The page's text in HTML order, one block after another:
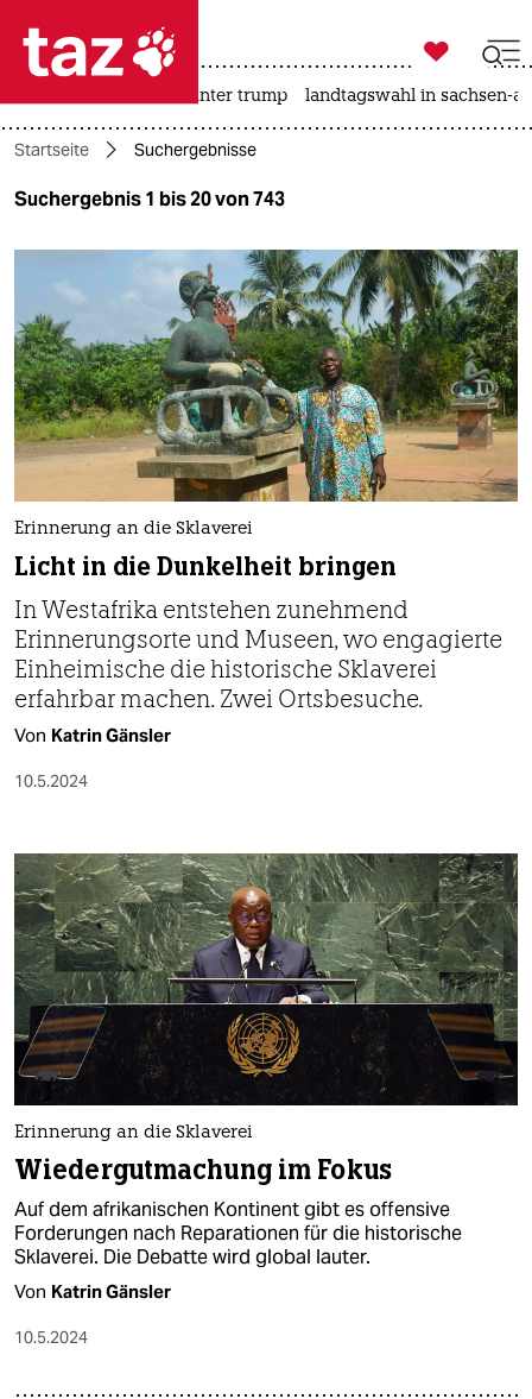
 taz zahl ich
taz zahl ich
themen
öko
gesellschaft
kultur
berlin
wahrheit
verlag
verlag
veranstaltungen
fragen & hilfe
unterstützen
abo
genossenschaft
epaper login

taz zahl ich
usa unter trump landtagswahl in sachsen-
Startseite Suchergebnisse
Suchergebnis 1 bis 20 von 743
Erinnerung an die Sklaverei
Licht in die Dunkelheit bringen
In Westafrika entstehen zunehmend
Erinnerungsorte und Museen, wo engagierte
Einheimische die historische Sklaverei
erfahrbar machen. Zwei Ortsbesuche.
Von Katrin Gänsler
10.5.2024
Erinnerung an die Sklaverei
Wieder­gut­machung im Fokus
Auf dem afrikanischen Kontinent gibt es offensive
Forderungen nach Reparationen für die historische
Sklaverei. Die Debatte wird global lauter.
Von Katrin Gänsler
10.5.2024